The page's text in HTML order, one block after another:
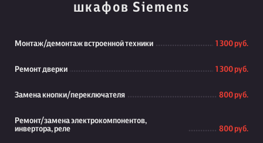
шкафов Siemens
Монтаж/демонтаж встроенной техники 1 300 руб.
Ремонт дверки 1 300 руб.
Замена кнопки/переключателя 800 руб.
Ремонт/замена электрокомпонентов,
инвертора, реле
800 руб.